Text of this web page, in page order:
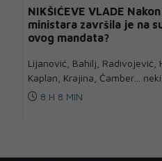
NIKŠIĆEVE VLADE
ministara završila je na
ovog mandata?
Lijanović, Bahilj, Radivojević,
Kaplan, Krajina, Čamber… neki
8 H 8 MIN